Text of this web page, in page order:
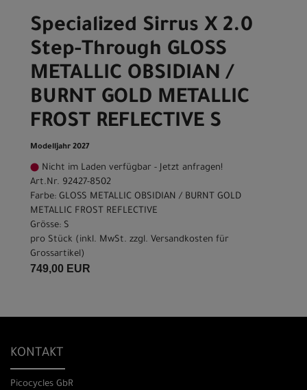
Specialized Sirrus X 2.0
Step-Through GLOSS
METALLIC OBSIDIAN /
BURNT GOLD METALLIC
FROST REFLECTIVE S
Modelljahr 2027
Nicht im Laden verfügbar - Jetzt anfragen!
Art.Nr. 92427-8502
Farbe: GLOSS METALLIC OBSIDIAN / BURNT GOLD
METALLIC FROST REFLECTIVE
Grösse: S
pro Stück (inkl. MwSt. zzgl. Versandkosten für
Grossartikel)
749,00 EUR
KONTAKT
Picocycles GbR